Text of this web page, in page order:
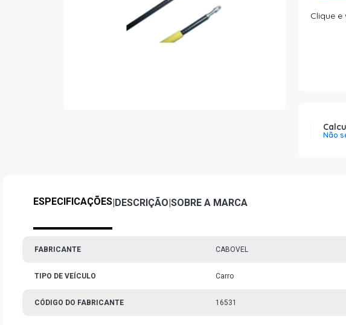
Clique e
Não
ESPECIFICAÇÕES|DESCRIÇÃO|SOBRE A MARCA
FABRICANTE CABOVEL
TIPO DE VEÍCULO Carro
CÓDIGO DO FABRICANTE 16531